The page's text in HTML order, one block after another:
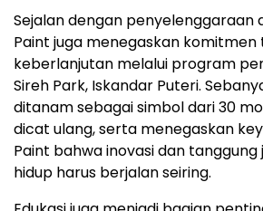
Sejalan dengan penyelenggaraan
Paint juga menegaskan komitmen
keberlanjutan melalui program
Sireh Park, Iskandar Puteri.
ditanam sebagai simbol dari 30
dicat ulang, serta menegaskan
Paint bahwa inovasi dan
hidup harus berjalan seiring.